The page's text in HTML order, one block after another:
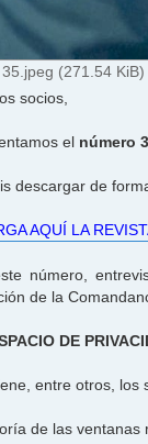
(271.54
socios,
el número
descargar de
AQUÍ LA
número,
de la
DE
entre otros, los
de las ventanas